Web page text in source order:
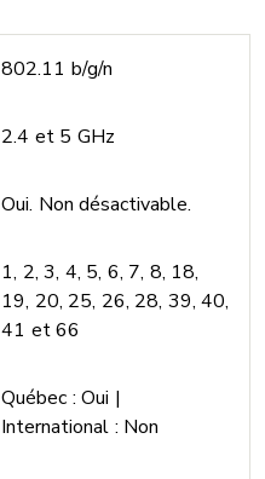
802.11 b/g/n
2.4 et 5 GHz
Oui. Non désactivable.
1, 2, 3, 4, 5, 6, 7, 8, 18,
19, 20, 25, 26, 28, 39, 40,
41 et 66
Québec : Oui |
International : Non